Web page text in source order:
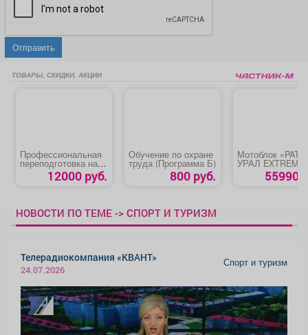
Отправить
ТОВАРЫ, СКИДКИ, АКЦИИ
Профессиональная
переподготовка на
специалиста по
охране труда
Охрана труда»
12000 руб.
Обучение по охране
труда (Программа Б)
800 руб.
Мотоблок
УРАЛ EXTREME»
55990
НОВОСТИ ПО ТЕМЕ -> СПОРТ И ТУРИЗМ
Телерадиокомпания «КВАНТ»
24.07.2026
Спорт и туризм